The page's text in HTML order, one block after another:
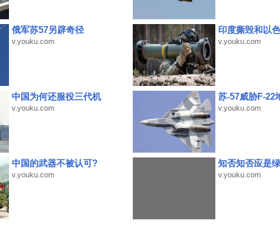
俄军苏57另辟奇径
v.youku.com
印度撕毁和以
v.youku.com
中国为何还服役三代机
v.youku.com
苏-57威胁F-22
v.youku.com
中国的武器不被认可?
v.youku.com
知否知否应是
v.youku.com